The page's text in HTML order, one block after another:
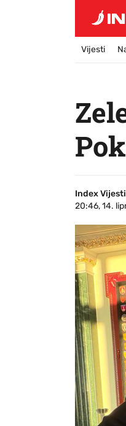
Vijesti
Index Vijesti
20:46, 14.